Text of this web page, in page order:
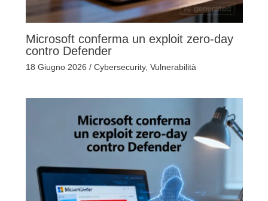
Microsoft conferma un exploit zero-day
contro Defender
18 Giugno 2026 / Cybersecurity, Vulnerabilità